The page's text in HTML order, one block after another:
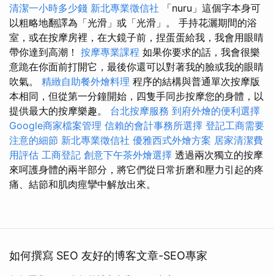
清潔一小時多少錢 新北專業徵信社 「nuru」這個字本身可
以粗略地翻譯為「光滑」或「光滑」。 手持花灑期間的浴
室，或在按摩房裡，在大鏡子前，捏蛋蛋給我，我會用眼睛
帶你達到高潮！ 按摩專業課程 如果你要求的話，我會很樂
意跪在你面前打開它，最後你還可以對著我的臉或我的眼睛
吹氣。 精緻自助餐外燴料理 程序的結構與普通單次按摩版
本相同，但從第一分鐘開始，四隻手同步按摩您的身體，以
提供最大的按摩樂趣。 台北按摩服務 到府外燴的便利選擇
Google商家檔案管理 信賴的會計事務所選擇 登記工商需要
注意的細節 新北專業徵信社 優雅西式外燴方案 居家清潔費
用評估 工商登記 創意下午茶外燴選擇 透過兩次獨立的按摩
來呵護身體的兩半部分，將它們從日常折磨和壓力引起的疼
痛、結節和肌肉痙攣中解放出來。
如何撰寫 SEO 友好的博客文章-SEO專家